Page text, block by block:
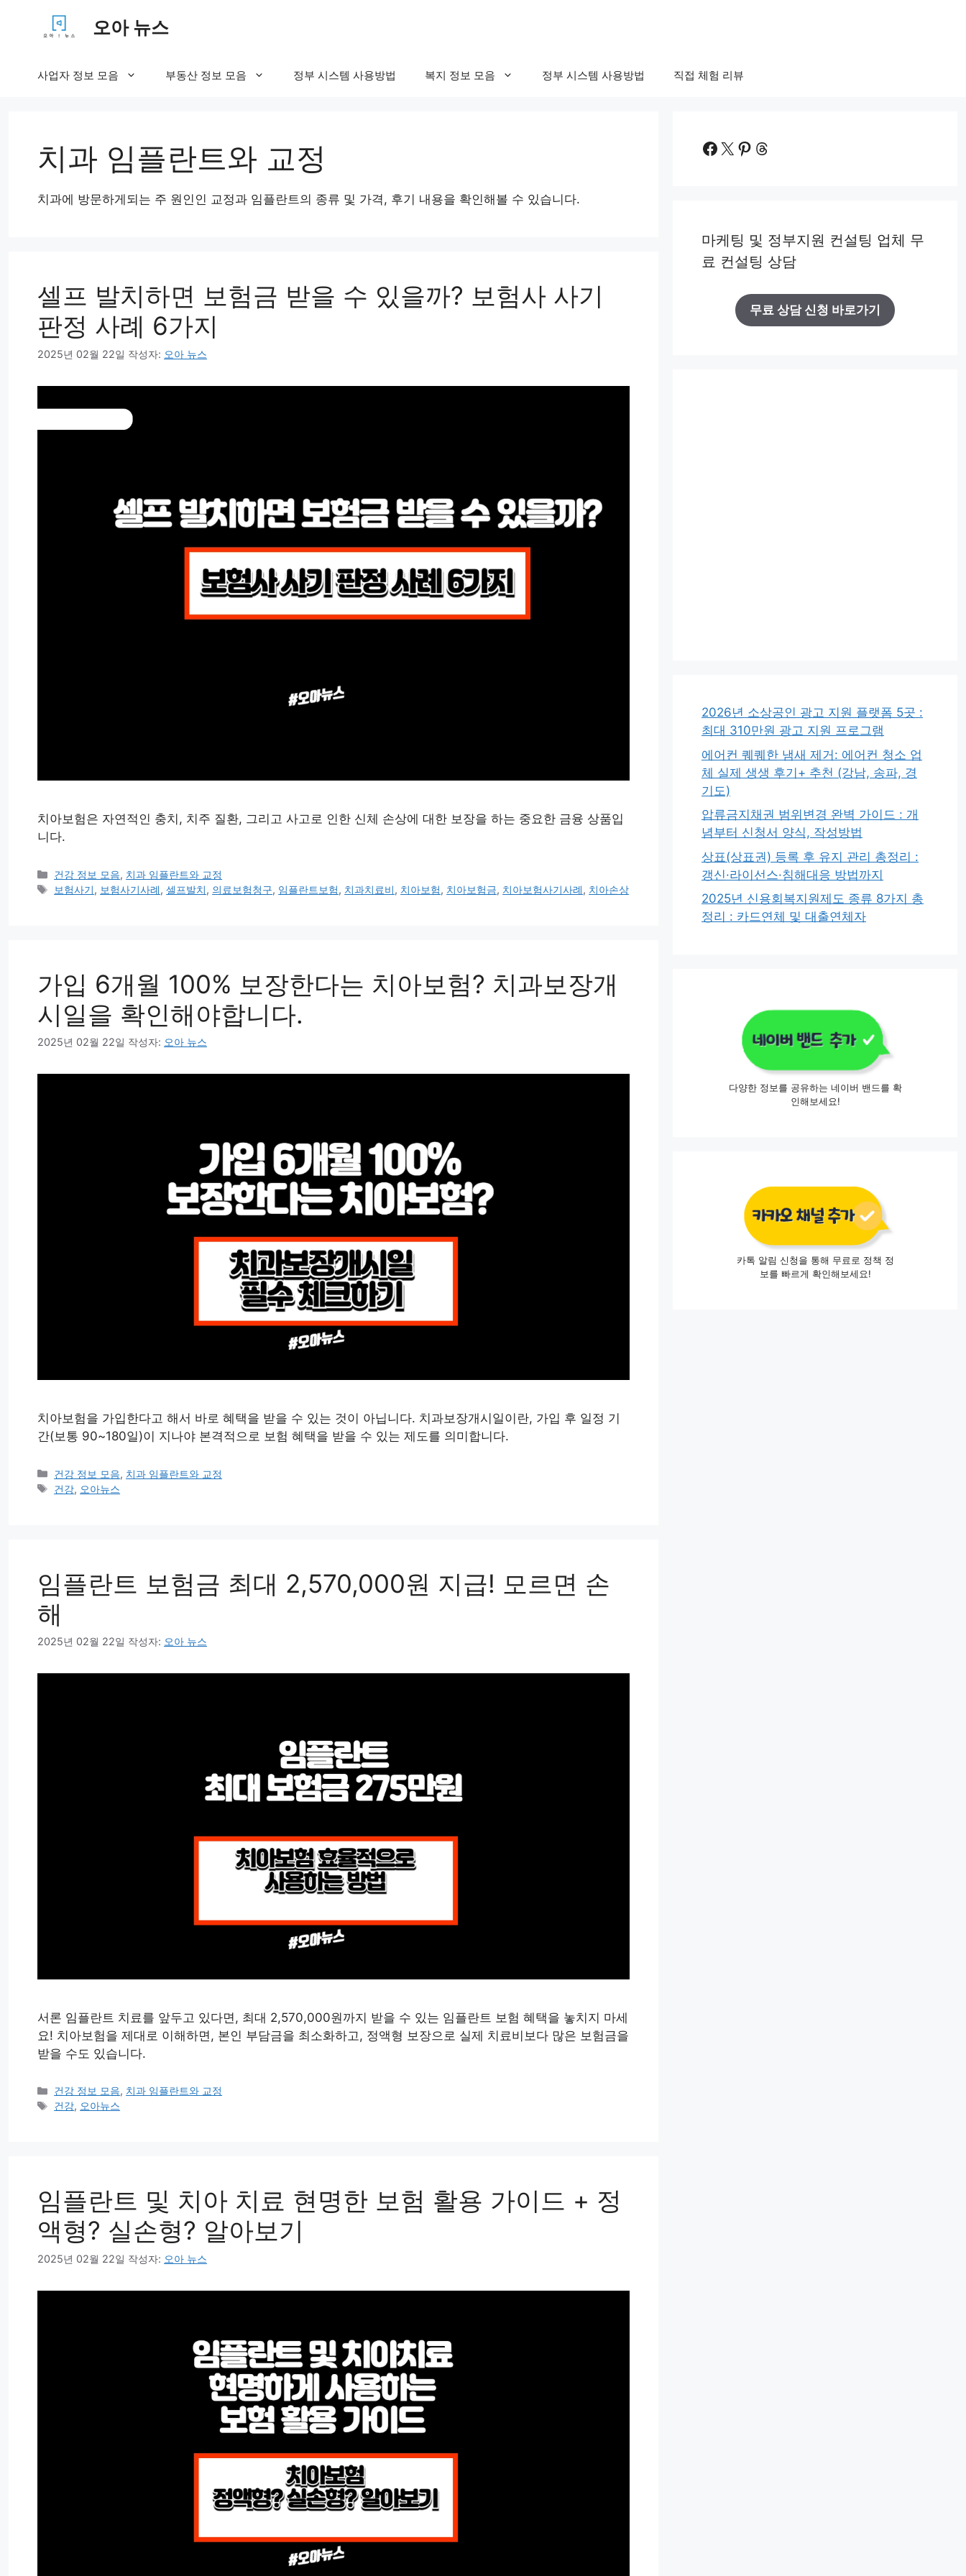
오아 뉴스
사업자 정보 모음 부동산 정보 모음 정부 시스템 사용방법 복지 정보 모음 정부 시스템 사용방법 직접 체험 리뷰
치과 임플란트와 교정
치과에 방문하게되는 주 원인인 교정과 임플란트의 종류 및 가격, 후기 내용을 확인해볼 수 있습니다.
셀프 발치하면 보험금 받을 수 있을까? 보험사 사기
판정 사례 6가지
2025년 02월 22일 작성자: 오아 뉴스
치아보험은 자연적인 충치, 치주 질환, 그리고 사고로 인한 신체 손상에 대한 보장을 하는 중요한 금융 상품입
니다.
카
테
건강 정보 모음, 치과 임플란트와 교정
태
보험사기, 보험사기사례,셀프발치, 의료보험청구, 임플란트보험, 치과치료비, 치아보험, 치아보험금, 치아보험사기사례, 치아손상
가입 6개월 100% 보장한다는 치아보험? 치과보장개
시일을 확인해야합니다.
2025년 02월 22일 작성자: 오아 뉴스
치아보험을 가입한다고 해서 바로 혜택을 받을 수 있는 것이 아닙니다. 치과보장개시일이란, 가입 후 일정 기
간(보통 90~180일)이 지나야 본격적으로 보험 혜택을 받을 수 있는 제도를 의미합니다.
카
테
건강 정보 모음, 치과 임플란트와 교정
태
건강, 오아뉴스
임플란트 보험금 최대 2,570,000원 지급! 모르면 손
해
2025년 02월 22일 작성자: 오아 뉴스
서론 임플란트 치료를 앞두고 있다면, 최대 2,570,000원까지 받을 수 있는 임플란트 보험 혜택을 놓치지 마세
요! 치아보험을 제대로 이해하면, 본인 부담금을 최소화하고, 정액형 보장으로 실제 치료비보다 많은 보험금을
받을 수도 있습니다.
카
테
건강 정보 모음, 치과 임플란트와 교정
태
건강, 오아뉴스
임플란트 및 치아 치료 현명한 보험 활용 가이드 + 정
액형? 실손형? 알아보기
2025년 02월 22일 작성자: 오아 뉴스
Facebook
X Pinterest
Threads
마케팅 및 정부지원 컨설팅 업체 무
료 컨설팅 상담
무료 상담 신청 바로가기
2026년 소상공인 광고 지원 플랫폼 5곳 :
최대 310만원 광고 지원 프로그램
에어컨 퀘퀘한 냄새 제거: 에어컨 청소 업
체 실제 생생 후기+ 추천 (강남, 송파, 경
기도)
압류금지채권 범위변경 완벽 가이드 : 개
념부터 신청서 양식, 작성방법
상표(상표권) 등록 후 유지 관리 총정리 :
갱신·라이선스·침해대응 방법까지
2025년 신용회복지원제도 종류 8가지 총
정리 : 카드연체 및 대출연체자
다양한 정보를 공유하는 네이버 밴드를 확
인해보세요!
카톡 알림 신청을 통해 무료로 정책 정
보를 빠르게 확인해보세요!